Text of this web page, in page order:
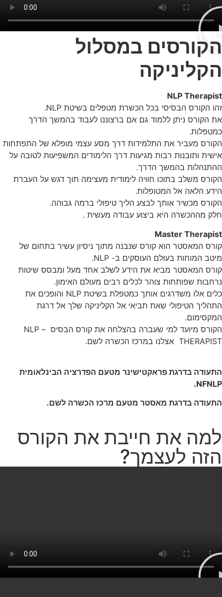
הקורסים במסלול
הקליניקה
NLP Therapist
זהו הקורס הבסיסי בכל הכשרת מטפלים בשיטת NLP.
את הקורס ניתן ללמוד גם אם ברצוננו לעבוד בהמשך הדרך
כמטפלות.
הקורס מעביר את התלמידות דרך מסע עצמי מופלא של התפתחות
אישית ותובנות רבות מגיעות דרך הלימודים המשפיעות לטובה על
ההתנהלות בהמשך הדרך.
הקורס משלב בתוכו חוויה לימודית מעצימה תוך דגש על העברת
הידע הלאה אל המטופלות.
הקורס מכשיר אותך לבצע הליך טיפולי ברמה גבוהה.
חלק מההכשרה היא ביצוע עבודה מעשית .
Master Therapist
קורס המאסטר הוא קורס שנבנה מתוך ניסיון עשיר בתחום של
מיטב המוחות בעולם העוסקים ב- NLP.
קורס המאסטר מביא את הידע לשלב אחד מעל ומבסס שיטות
נרחבות שפותחות צוהר לכלים רבים מעולם האימון.
כלים אלו משדרגים אותך כמטפלת בשיטת NLP והופכים את
התהליך הטיפולי שאת תביאי אל הקליניקה שלך אל דרגת
המקסימום.
הקורס מיועד למי שעברה בהצלחה את קורס הבסיס – NLP
THERAPIST אצלנו במרכז הכשרה לשם.
התעודה בדרגת פראקטישינר מטעם הפדרציה הבינלאומית
NFNLP.
התעודה בדרגת מאסטר מטעם מרכז הכשרה לשם.
למה את חייבת את הקורס
הזה לעצמך?